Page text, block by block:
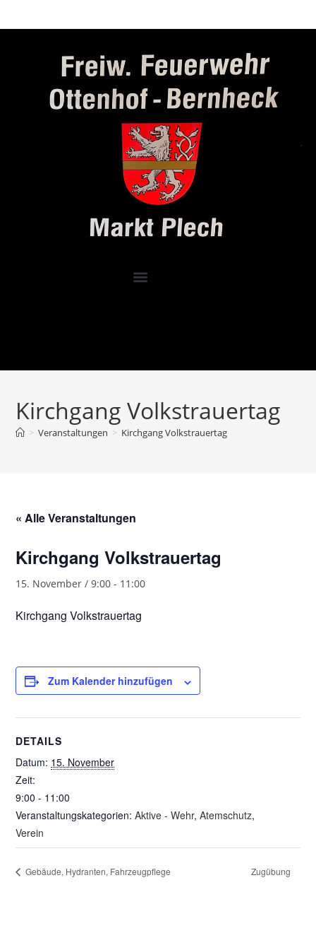
Kirchgang Volkstrauertag
> Veranstaltungen > Kirchgang Volkstrauertag
« Alle Veranstaltungen
Kirchgang Volkstrauertag
15. November / 9:00 - 11:00
Kirchgang Volkstrauertag
Zum Kalender hinzufügen
DETAILS
Datum: 15. November
Zeit:
9:00 - 11:00
Veranstaltungskategorien: Aktive - Wehr,Atemschutz,
Verein
Gebäude, Hydranten, Fahrzeugpflege Zugübung